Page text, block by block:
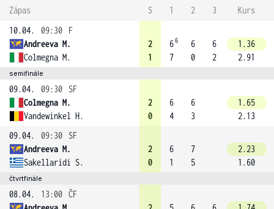
Zápas S 1 2 3
Kurs
10.04.
09:30
F
Andreeva M.
Colmegna M.
2
1
66
7
6
0
6
2
1.36
2.91
semifinále
09.04. 09:30
SF
Colmegna M.
Vandewinkel H.
2
0
6
4
6
3
1.65
2.13
09.04.
09:30
SF
Andreeva M.
Sakellaridi S.
2
0
6
1
7
5
2.23
1.60
čtvrtfinále
08.04. 13:00 ČF